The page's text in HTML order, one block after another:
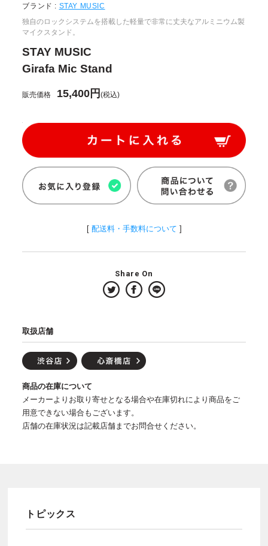
ブランド : STAY MUSIC
独自のロックシステムを搭載した軽量で非常に丈夫なアルミニウム製
マイクスタンド。
STAY MUSIC
Girafa Mic Stand
販売価格 15,400円(税込)
[ 配送料・手数料について ]
Share On
取扱店舗
商品の在庫について
メーカーよりお取り寄せとなる場合や在庫切れにより商品をご
用意できない場合もございます。
店舗の在庫状況は記載店舗までお問合せください。
トピックス